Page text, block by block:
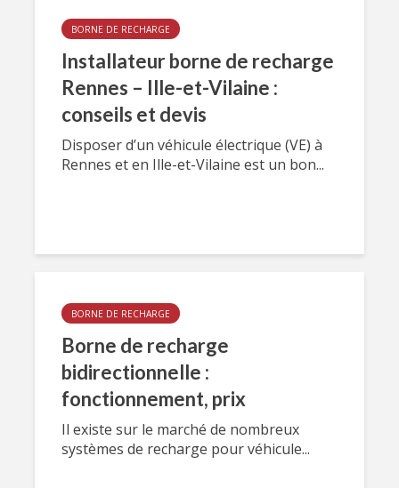
BORNE DE RECHARGE
Installateur borne de recharge
Rennes – Ille-et-Vilaine :
conseils et devis
Disposer d’un véhicule électrique (VE) à
Rennes et en Ille-et-Vilaine est un bon...
BORNE DE RECHARGE
Borne de recharge
bidirectionnelle :
fonctionnement, prix
Il existe sur le marché de nombreux
systèmes de recharge pour véhicule...